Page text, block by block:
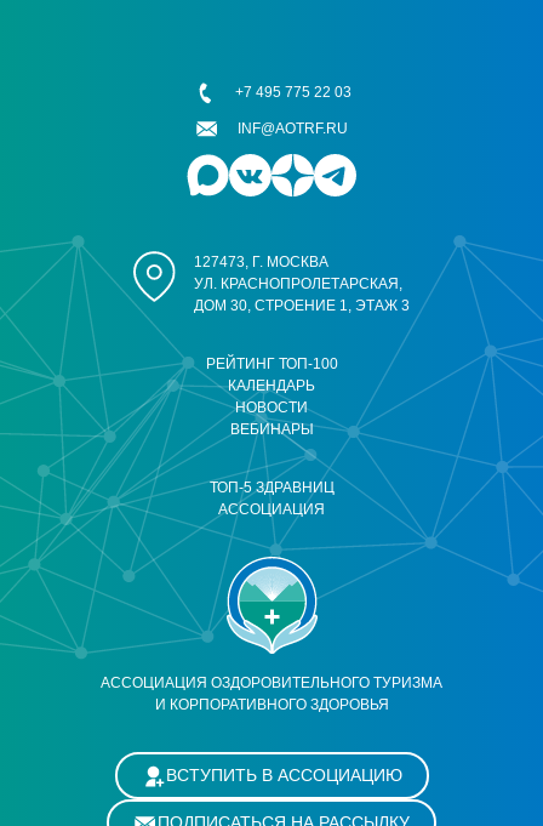
АССОЦИАЦИЯ ОЗДОРОВИТЕЛЬНОГО ТУРИЗМА
И КОРПОРАТИВНОГО ЗДОРОВЬЯ
РЕЙТИНГ ТОП-100
КАЛЕНДАРЬ
НОВОСТИ
ВЕБИНАРЫ
ТОП-5 ЗДРАВНИЦ
АССОЦИАЦИЯ
127473, Г. МОСКВА
УЛ. КРАСНОПРОЛЕТАРСКАЯ,
ДОМ 30, СТРОЕНИЕ 1, ЭТАЖ 3
+7 495 775 22 03
INF@AOTRF.RU
ВСТУПИТЬ В АССОЦИАЦИЮ